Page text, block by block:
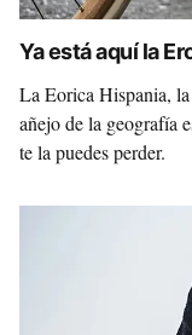
Ya está aquí la
La Eorica Hispania,
añejo de la geografía
te la puedes perder.